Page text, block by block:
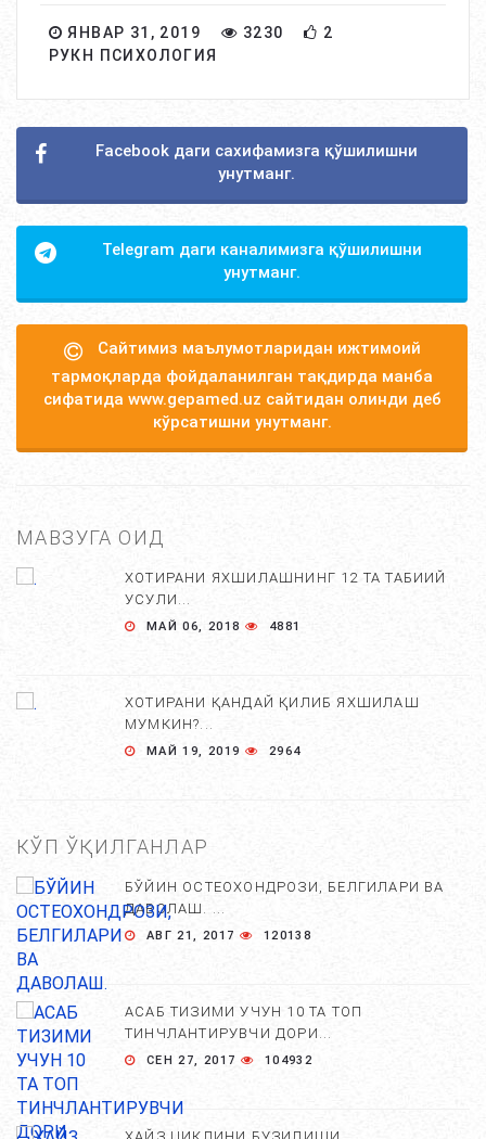
ЯНВАР 31, 2019 3230
2
РУКН ПСИХОЛОГИЯ
Facebook даги сахифамизга қўшилишни
унутманг.
Telegram даги каналимизга қўшилишни
унутманг.
Сайтимиз маълумотларидан ижтимоий
тармоқларда фойдаланилган тақдирда манба
сифатида www.gepamed.uz сайтидан олинди деб
кўрсатишни унутманг.
МАВЗУГА ОИД
ХОТИРАНИ ЯХШИЛАШНИНГ 12 ТА ТАБИИЙ
УСУЛИ...
МАЙ 06, 2018 4881
ХОТИРАНИ ҚАНДАЙ ҚИЛИБ ЯХШИЛАШ
МУМКИН?...
МАЙ 19, 2019 2964
КЎП ЎҚИЛГАНЛАР
БЎЙИН ОСТЕОХОНДРОЗИ, БЕЛГИЛАРИ ВА
ДАВОЛАШ. ...
АВГ 21, 2017 120138
АСАБ ТИЗИМИ УЧУН 10 ТА ТОП
ТИНЧЛАНТИРУВЧИ ДОРИ...
СЕН 27, 2017 104932